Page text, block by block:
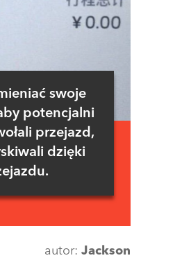
swoje
potencjalni
przejazd,
dzięki
autor: Jackson